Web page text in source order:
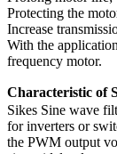
Protecting the
Increase
With the
frequency motor.
Characteristic of
Sikes Sine wave
for inverters or
the PWM output